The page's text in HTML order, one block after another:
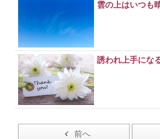
雲の上はいつも
誘われ上手にな
前へ